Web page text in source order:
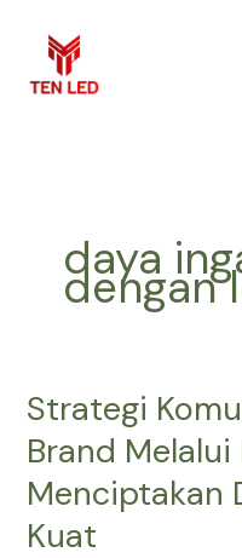
content
daya
dengan
Strategi
Brand Melalui
Menciptakan
Kuat
Strategi
Visual
Brand
LED